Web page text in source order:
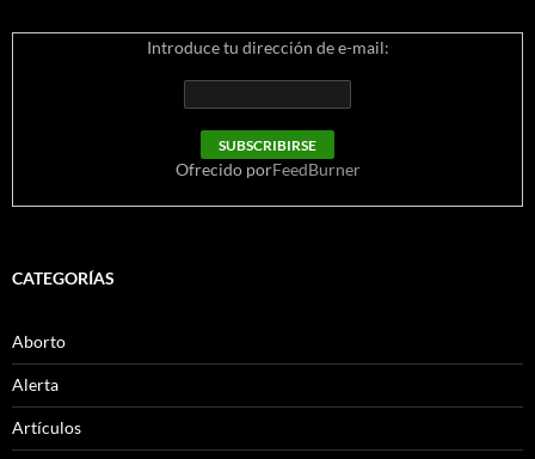
Introduce tu dirección de e-mail:
Ofrecido porFeedBurner
CATEGORÍAS
Aborto
Alerta
Artículos